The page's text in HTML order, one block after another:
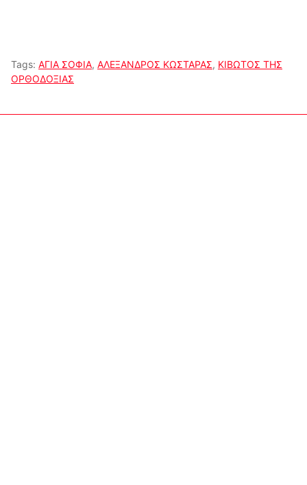
Tags: ΑΓΙΑ ΣΟΦΙΑ, ΑΛΕΞΑΝΔΡΟΣ ΚΩΣΤΑΡΑΣ, ΚΙΒΩΤΟΣ ΤΗΣ
ΟΡΘΟΔΟΞΙΑΣ